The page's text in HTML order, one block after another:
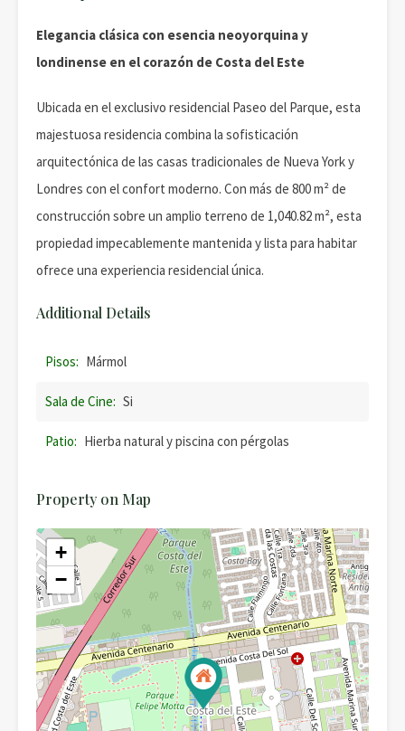
Elegancia clásica con esencia neoyorquina y
londinense en el corazón de Costa del Este
Ubicada en el exclusivo residencial Paseo del Parque, esta
majestuosa residencia combina la sofisticación
arquitectónica de las casas tradicionales de Nueva York y
Londres con el confort moderno. Con más de 800 m² de
construcción sobre un amplio terreno de 1,040.82 m², esta
propiedad impecablemente mantenida y lista para habitar
ofrece una experiencia residencial única.
Additional Details
Pisos: Mármol
Sala de Cine: Si
Patio: Hierba natural y piscina con pérgolas
Property on Map
+
−